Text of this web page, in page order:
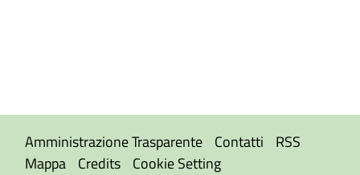
Amministrazione Trasparente Contatti
RSS
Mappa Credits Cookie Setting